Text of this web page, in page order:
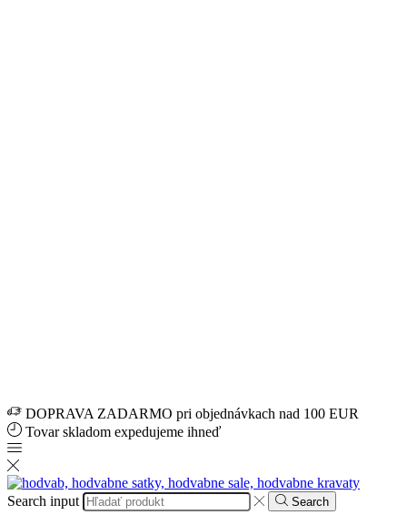
DOPRAVA ZADARMO pri objednávkach nad 100 EUR
Tovar skladom expedujeme ihneď
Search input Search